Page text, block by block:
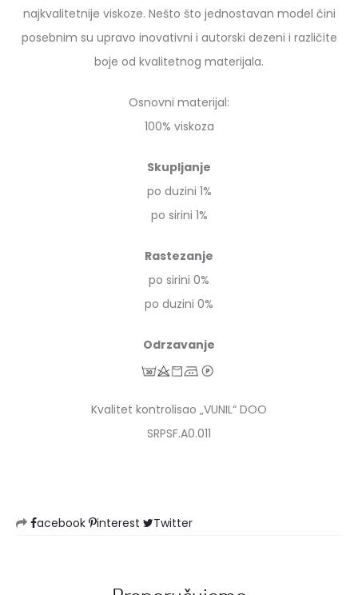
najkvalitetnije viskoze. Nešto što jednostavan model čini
posebnim su upravo inovativni i autorski dezeni i različite
boje od kvalitetnog materijala.
Osnovni materijal:
100% viskoza
Skupljanje
po duzini 1%
po sirini 1%
Rastezanje
po sirini 0%
po duzini 0%
Odrzavanje
Kvalitet kontrolisao „VUNIL“ DOO
SRPSF.A0.011
acebook interest Twitter